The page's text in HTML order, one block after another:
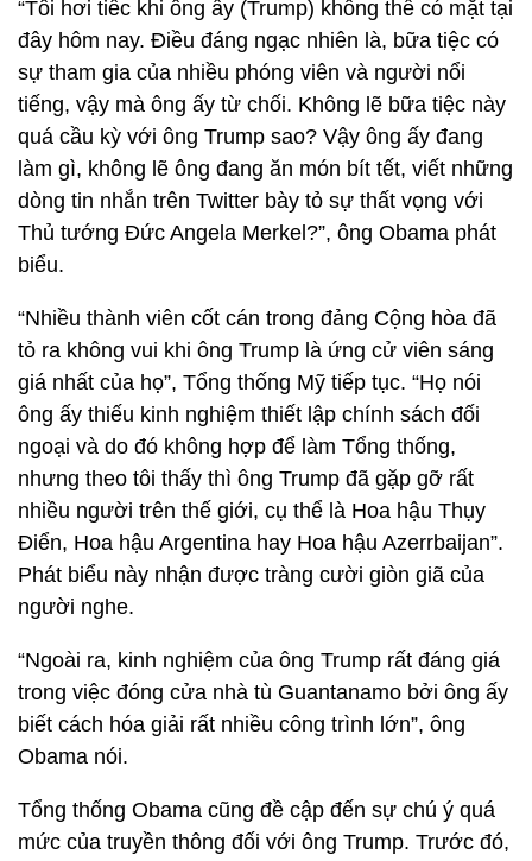
“Tôi hơi tiếc khi ông ấy (Trump) không thể có mặt tại
đây hôm nay. Điều đáng ngạc nhiên là, bữa tiệc có
sự tham gia của nhiều phóng viên và người nổi
tiếng, vậy mà ông ấy từ chối. Không lẽ bữa tiệc này
quá cầu kỳ với ông Trump sao? Vậy ông ấy đang
làm gì, không lẽ ông đang ăn món bít tết, viết những
dòng tin nhắn trên Twitter bày tỏ sự thất vọng với
Thủ tướng Đức Angela Merkel?”, ông Obama phát
biểu.
“Nhiều thành viên cốt cán trong đảng Cộng hòa đã
tỏ ra không vui khi ông Trump là ứng cử viên sáng
giá nhất của họ”, Tổng thống Mỹ tiếp tục. “Họ nói
ông ấy thiếu kinh nghiệm thiết lập chính sách đối
ngoại và do đó không hợp để làm Tổng thống,
nhưng theo tôi thấy thì ông Trump đã gặp gỡ rất
nhiều người trên thế giới, cụ thể là Hoa hậu Thụy
Điển, Hoa hậu Argentina hay Hoa hậu Azerrbaijan”.
Phát biểu này nhận được tràng cười giòn giã của
người nghe.
“Ngoài ra, kinh nghiệm của ông Trump rất đáng giá
trong việc đóng cửa nhà tù Guantanamo bởi ông ấy
biết cách hóa giải rất nhiều công trình lớn”, ông
Obama nói.
Tổng thống Obama cũng đề cập đến sự chú ý quá
mức của truyền thông đối với ông Trump. Trước đó,